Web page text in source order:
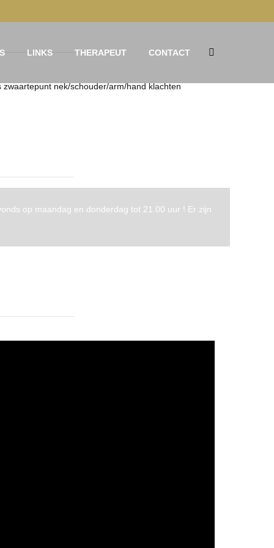
LINKS THERAPEUT CONTACT Search:
nek/schouder/arm/hand klachten
op maandag en donderdag tot 21.00 uur ! Er zijn